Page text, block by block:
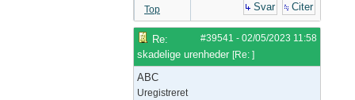
Top Svar Citer
#39541 - 02/05/2023 11:58
Re:
skadelige urenheder [Re: ]
ABC
Uregistreret